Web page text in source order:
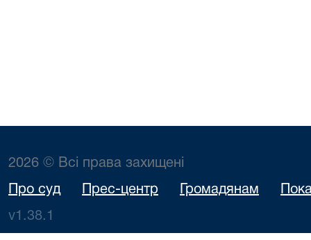
2026 © Всі права захищені
Про суд Прес-центр Громадянам
v1.38.1